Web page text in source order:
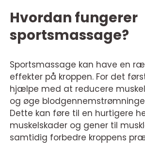
Hvordan fungerer
sportsmassage?
Sportsmassage kan have en
effekter på kroppen. For det
hjælpe med at reducere
og øge
Dette kan føre til en hurtigere
muskelskader og gener til
samtidig forbedre kroppens